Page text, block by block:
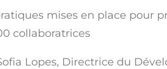
mises en place pour
collaboratrices
Lopes, Directrice du